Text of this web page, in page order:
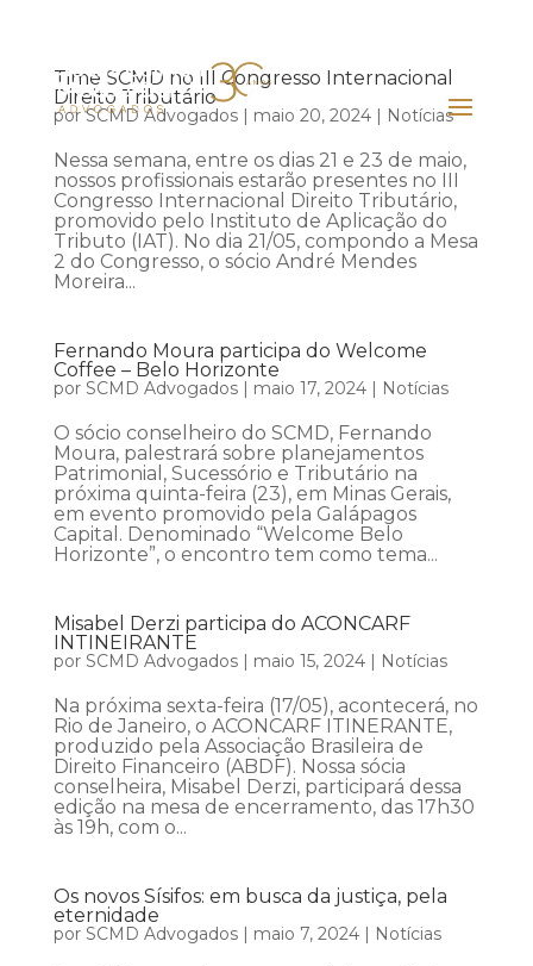
Time SCMD no III Congresso Internacional
Direito Tributário
porSCMD Advogados| maio 20, 2024| Notícias
Nessa semana, entre os dias 21 e 23 de maio,
nossos profissionais estarão presentes no III
Congresso Internacional Direito Tributário,
promovido pelo Instituto de Aplicação do
Tributo (IAT). No dia 21/05, compondo a Mesa
2 do Congresso, o sócio André Mendes
Moreira...
Fernando Moura participa do Welcome
Coffee – Belo Horizonte
por SCMD Advogados| maio 17, 2024| Notícias
O sócio conselheiro do SCMD, Fernando
Moura, palestrará sobre planejamentos
Patrimonial, Sucessório e Tributário na
próxima quinta-feira (23), em Minas Gerais,
em evento promovido pela Galápagos
Capital. Denominado “Welcome Belo
Horizonte”, o encontro tem como tema...
Misabel Derzi participa do ACONCARF
INTINEIRANTE
por SCMD Advogados| maio 15, 2024| Notícias
Na próxima sexta-feira (17/05), acontecerá, no
Rio de Janeiro, o ACONCARF ITINERANTE,
produzido pela Associação Brasileira de
Direito Financeiro (ABDF). Nossa sócia
conselheira, Misabel Derzi, participará dessa
edição na mesa de encerramento, das 17h30
às 19h, com o...
Os novos Sísifos: em busca da justiça, pela
eternidade
por SCMD Advogados| maio 7, 2024| Notícias